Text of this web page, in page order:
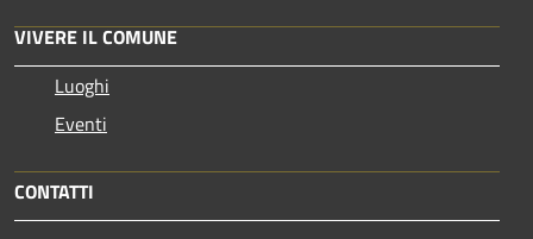
VIVERE IL COMUNE
Luoghi
Eventi
CONTATTI